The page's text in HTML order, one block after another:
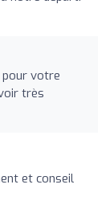
pour votre
très
et conseil